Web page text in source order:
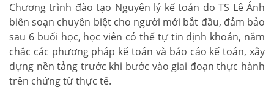
Chương trình đào tạo Nguyên lý kế toán do TS Lê Ánh
biên soạn chuyên biệt cho người mới bắt đầu, đảm bảo
sau 6 buổi học, học viên có thể tự tin định khoản, nắm
chắc các phương pháp kế toán và báo cáo kế toán, xây
dựng nền tảng trước khi bước vào giai đoạn thực hành
trên chứng từ thực tế.